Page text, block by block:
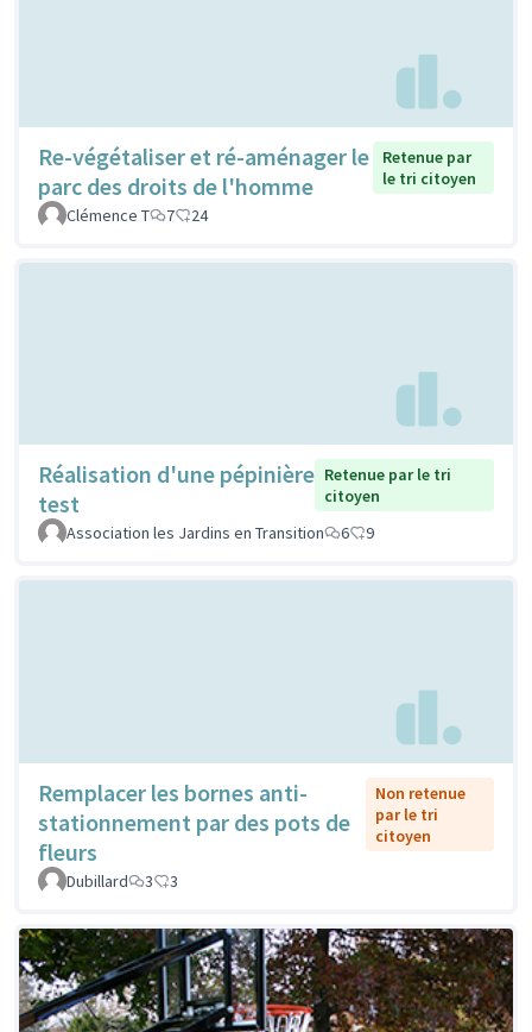
Re-végétaliser et ré-aménager le
parc des droits de l'homme
Retenue par
le tri citoyen
Clémence T
7 24
Réalisation d'une pépinière
test
Retenue par le tri
citoyen
Association les Jardins en Transition
6 9
Remplacer les bornes anti-
stationnement par des pots de
fleurs
Non retenue
par le tri
citoyen
Dubillard 3 3